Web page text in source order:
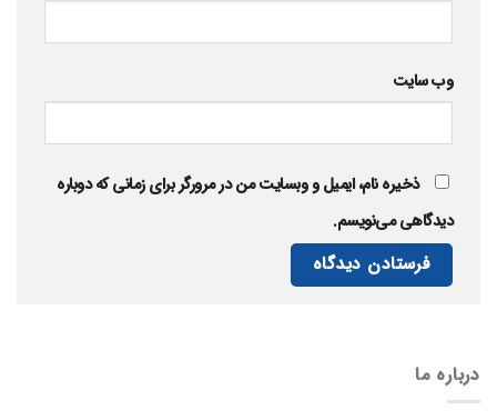
وب‌ سایت
ذخیره نام، ایمیل و وبسایت من در مرورگر برای زمانی که دوباره
دیدگاهی می‌نویسم.
درباره ما